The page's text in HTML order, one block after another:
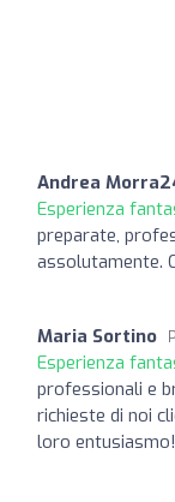
Andrea
Esperienza
preparate,
assolutamente.
Maria Sortino
Esperienza
professionali e
richieste di noi
loro